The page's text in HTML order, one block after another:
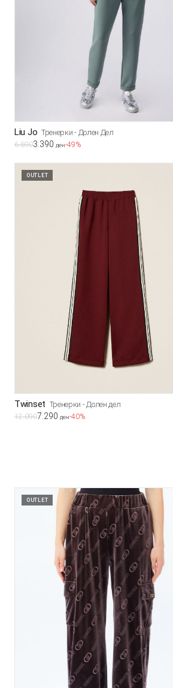
Liu Jo Тренерки - Долен Дел
6.6903.390 ден-49%
OUTLET
Twinset Тренерки - Долен дел
12.0907.290 ден-40%
OUTLET